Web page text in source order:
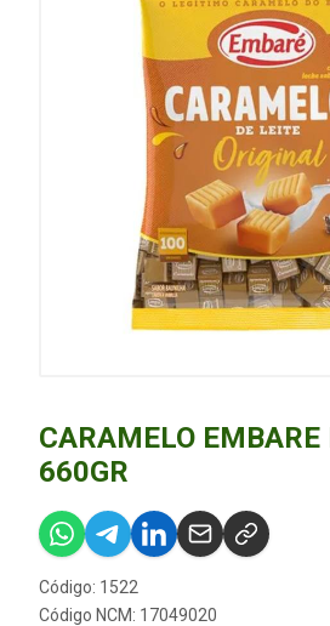
CARAMELO EMBARE
660GR
Código: 1522
Código NCM: 17049020